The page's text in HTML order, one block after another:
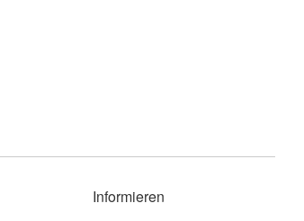
Informieren